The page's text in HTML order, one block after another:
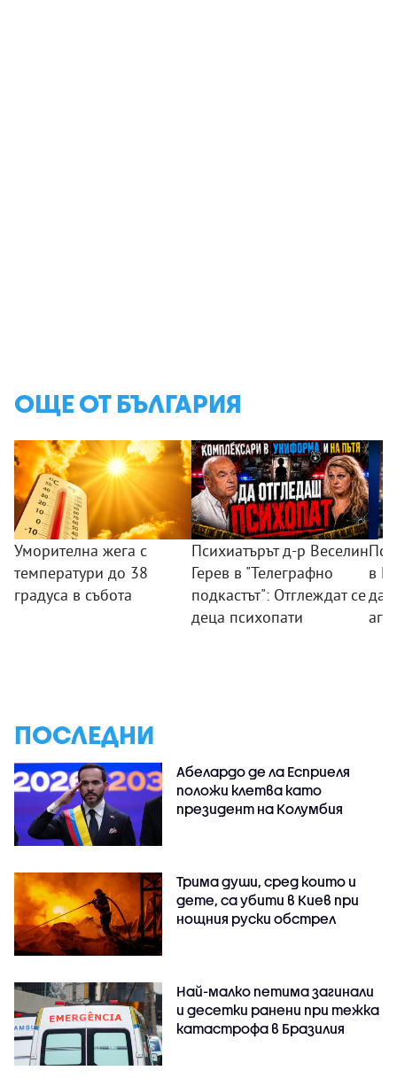
ОЩЕ ОТ БЪЛГАРИЯ
Уморителна жега с
температури до 38
градуса в събота
Психиатърът д-р Веселин
Герев в "Телеграфно
подкастът": Отглеждат се
деца психопати
в
ПОСЛЕДНИ
Абелардо де ла Есприеля
положи клетва като
президент на Колумбия
Трима души, сред които и
дете, са убити в Киев при
нощния руски обстрел
Най-малко петима загинали
и десетки ранени при тежка
катастрофа в Бразилия